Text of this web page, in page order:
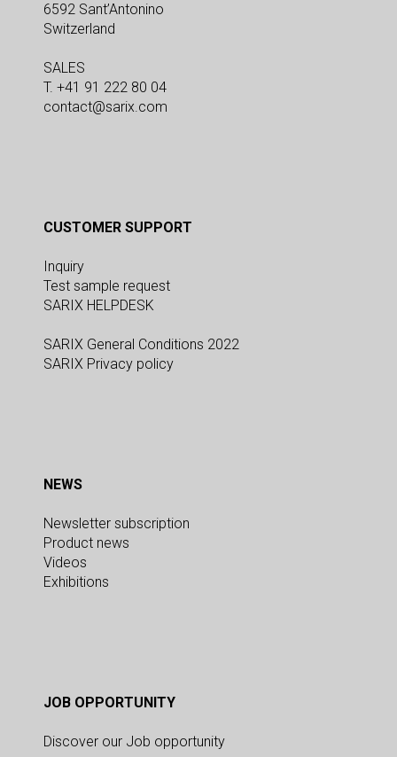
6592 Sant’Antonino
Switzerland
SALES
T. +41 91 222 80 04
contact@sarix.com
CUSTOMER SUPPORT
Inquiry
Test sample request
SARIX HELPDESK
SARIX General Conditions 2022
SARIX Privacy policy
NEWS
Newsletter subscription
Product news
Videos
Exhibitions
JOB OPPORTUNITY
Discover our Job opportunity